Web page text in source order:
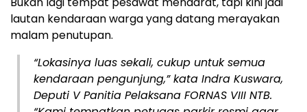
lautan kendaraan warga yang datang merayakan
malam penutupan.
“Lokasinya luas sekali, cukup untuk semua
kendaraan pengunjung,” kata Indra Kuswara,
Deputi V Panitia Pelaksana FORNAS VIII NTB.